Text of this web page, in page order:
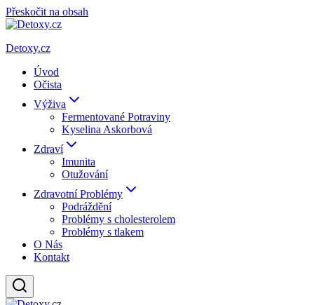
Přeskočit na obsah
Detoxy.cz
Úvod
Očista
Výživa
Fermentované Potraviny
Kyselina Askorbová
Zdraví
Imunita
Otužování
Zdravotní Problémy
Podráždění
Problémy s cholesterolem
Problémy s tlakem
O Nás
Kontakt